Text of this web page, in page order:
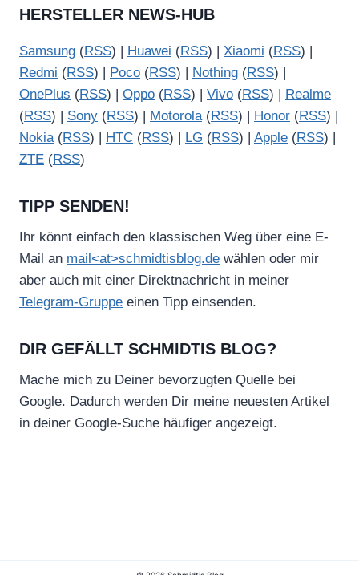
HERSTELLER NEWS-HUB
Samsung (RSS) | Huawei (RSS) | Xiaomi (RSS) |
Redmi (RSS) | Poco (RSS) | Nothing (RSS) |
OnePlus (RSS) | Oppo (RSS) | Vivo (RSS) |
Realme
(RSS) | Sony (RSS) | Motorola(RSS) | Honor (RSS) |
Nokia(RSS) | HTC (RSS) | LG (RSS) | Apple (RSS) |
ZTE (RSS)
TIPP SENDEN!
Ihr könnt einfach den klassischen Weg über eine E-
Mail an mail<at>schmidtisblog.de wählen oder mir
aber auch mit einer Direktnachricht in meiner
Telegram-Gruppe einen Tipp einsenden.
DIR GEFÄLLT SCHMIDTIS BLOG?
Mache mich zu Deiner bevorzugten Quelle bei
Google. Dadurch werden Dir meine neuesten Artikel
in deiner Google-Suche häufiger angezeigt.